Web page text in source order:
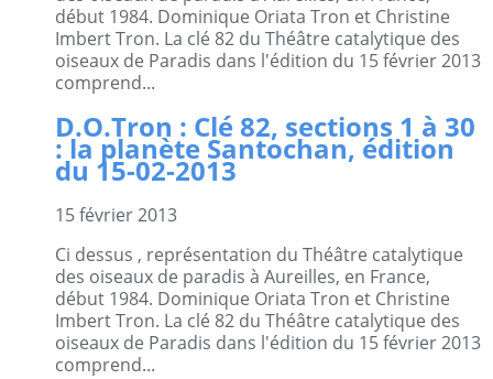
début 1984. Dominique Oriata Tron et Christine
Imbert Tron. La clé 82 du Théâtre catalytique des
oiseaux de Paradis dans l'édition du 15 février 2013
comprend...
D.O.Tron : Clé 82, sections 1 à 30
: la planète Santochan, édition
du 15-02-2013
15 février 2013
Ci dessus , représentation du Théâtre catalytique
des oiseaux de paradis à Aureilles, en France,
début 1984. Dominique Oriata Tron et Christine
Imbert Tron. La clé 82 du Théâtre catalytique des
oiseaux de Paradis dans l'édition du 15 février 2013
comprend...